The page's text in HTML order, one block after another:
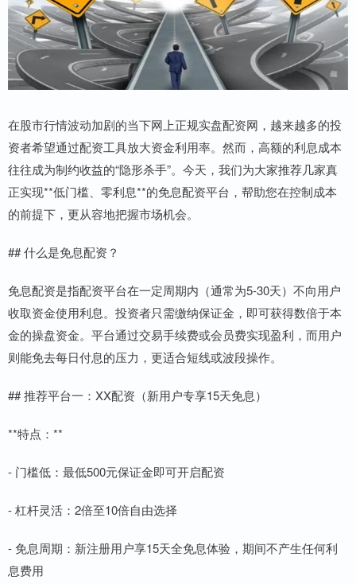
在股市行情波动加剧的当下网上正规实盘配资网，越来越多的投
资者希望通过配资工具放大资金利用率。然而，高额的利息成本
往往成为制约收益的“隐形杀手”。今天，我们为大家推荐几家真
正实现**低门槛、零利息**的免息配资平台，帮助您在控制成本
的前提下，更从容地把握市场机会。
## 什么是免息配资？
免息配资是指配资平台在一定周期内（通常为5-30天）不向用户
收取资金使用利息。投资者只需缴纳保证金，即可获得数倍于本
金的操盘资金。平台通过交易手续费或会员费实现盈利，而用户
则能免去每日付息的压力，更适合短线或波段操作。
## 推荐平台一：XX配资（新用户专享15天免息）
**特点：**
- 门槛低：最低500元保证金即可开启配资
- 杠杆灵活：2倍至10倍自由选择
- 免息周期：新注册用户享15天全免息体验，期间不产生任何利
息费用